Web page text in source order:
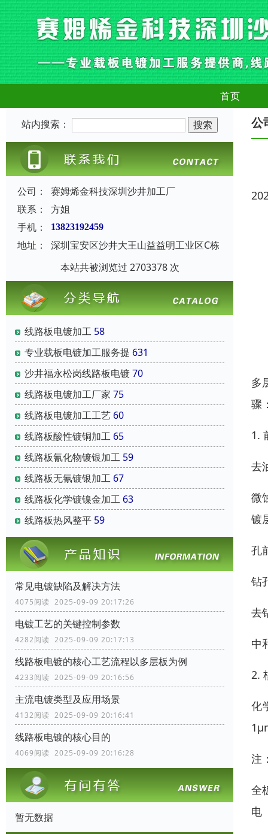
首页
站内搜索：
公司：
赛姆烯金科技深圳沙井加工厂
联系：
方姐
手机：
13823192459
地址：
深圳宝安区沙井大王山益益明工业区C栋
本站共被浏览过 2703378 次
线路板电镀加工 58
专业载板电镀加工服务提 631
沙井福永松岗线路板电镀70
线路板电镀加工厂家 75
线路板电镀加工工艺 60
线路板酸性镀铜加工 65
线路板氰化物镀银加工 59
线路板无氰镀银加工 67
线路板化学镀镍金加工 63
线路板热风整平 59
常见电镀缺陷及解决方法
4075阅读 2025-09-09 20:17:26
电镀工艺的关键控制参数
4282阅读 2025-09-09 20:17:13
线路板电镀的核心工艺流程以多层板为例
4233阅读 2025-09-09 20:16:56
主流电镀类型及应用场景
4132阅读 2025-09-09 20:16:41
线路板电镀的核心目的
4069阅读 2025-09-09 20:16:28
暂无数据
公
多
骤
1.
去
微
镀
孔
钻
去
中
2.
化
注
全
电